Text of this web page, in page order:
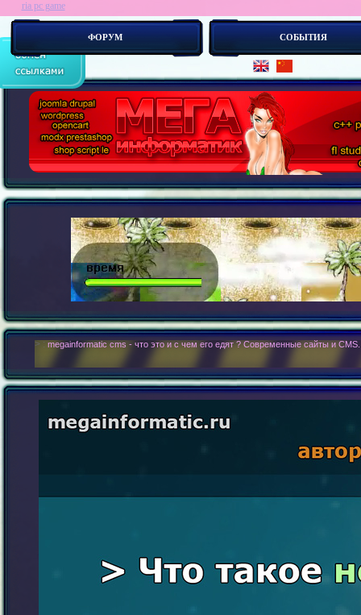
ФОРУМ СОБЫТИЯ
ria pc game
> : megainformatic cms - что это и с чем его едят ? Современные сайты и CMS.